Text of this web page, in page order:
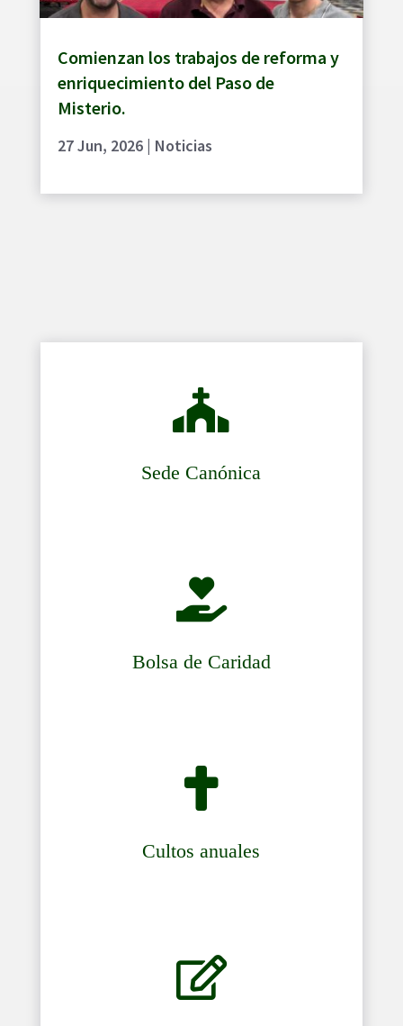
Comienzan los trabajos de reforma y
enriquecimiento del Paso de
Misterio.
27 Jun, 2026| Noticias

Sede Canónica

Bolsa de Caridad

Cultos anuales
